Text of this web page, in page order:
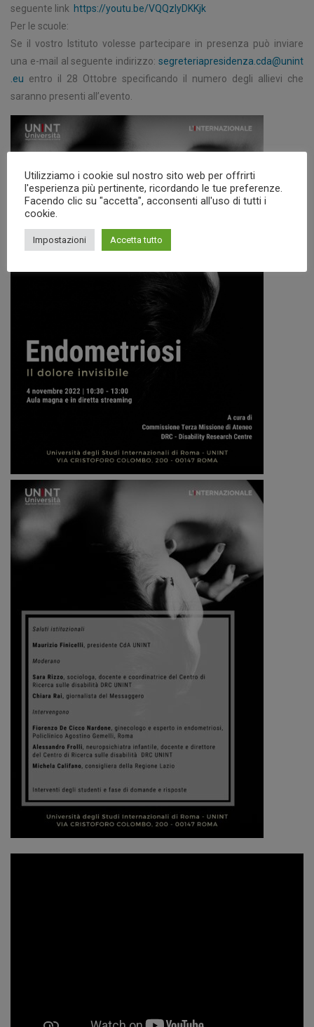
seguente link https://youtu.be/VQQzlyDKKjk
Per le scuole:
Se il vostro Istituto volesse partecipare in presenza può inviare
una e-mail al seguente indirizzo: segreteriapresidenza.cda@unint
.eu entro il 28 Ottobre specificando il numero degli allievi che
saranno presenti all’evento.
Utilizziamo i cookie sul nostro sito web per offrirti
l'esperienza più pertinente, ricordando le tue preferenze.
Facendo clic su "accetta", acconsenti all'uso di tutti i
cookie.
Impostazioni Accetta tutto